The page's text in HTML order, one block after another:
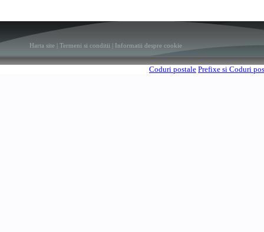
Harta site Termeni si conditii Informatii despre cookie
Coduri postale Prefixe si Coduri